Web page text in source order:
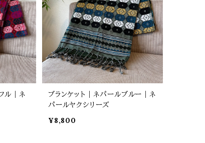
ル｜ネ
ブランケット｜ネパールブルー｜ネ
パールヤクシリーズ
¥8,800